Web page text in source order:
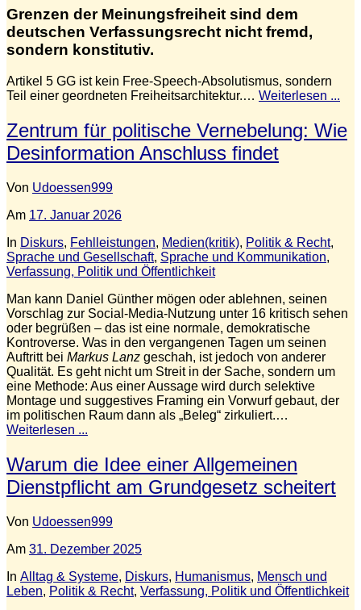
Grenzen der Meinungsfreiheit sind dem
deutschen Verfassungsrecht nicht fremd,
sondern konstitutiv.
Artikel 5 GG ist kein Free-Speech-Absolutismus, sondern
Teil einer geordneten Freiheitsarchitektur.… Weiterlesen ...
Zentrum für politische Vernebelung: Wie
Desinformation Anschluss findet
Von Udoessen999
Am 17. Januar 2026
In Diskurs, Fehlleistungen, Medien(kritik), Politik & Recht,
Sprache und Gesellschaft, Sprache und Kommunikation,
Verfassung, Politik und Öffentlichkeit
Man kann Daniel Günther mögen oder ablehnen, seinen
Vorschlag zur Social-Media-Nutzung unter 16 kritisch sehen
oder begrüßen – das ist eine normale, demokratische
Kontroverse. Was in den vergangenen Tagen um seinen
Auftritt bei Markus Lanz geschah, ist jedoch von anderer
Qualität. Es geht nicht um Streit in der Sache, sondern um
eine Methode: Aus einer Aussage wird durch selektive
Montage und suggestives Framing ein Vorwurf gebaut, der
im politischen Raum dann als „Beleg“ zirkuliert.…
Weiterlesen ...
Warum die Idee einer Allgemeinen
Dienstpflicht am Grundgesetz scheitert
Von Udoessen999
Am 31. Dezember 2025
In Alltag & Systeme, Diskurs, Humanismus, Mensch und
Leben, Politik & Recht, Verfassung, Politik und Öffentlichkeit